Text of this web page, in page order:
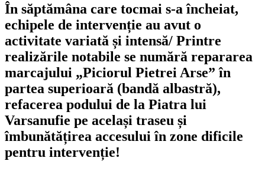
În săptămâna care tocmai s-a încheiat,
echipele de intervenție au avut o
activitate variată și intensă/ Printre
realizările notabile se numără repararea
marcajului „Piciorul Pietrei Arse” în
partea superioară (bandă albastră),
refacerea podului de la Piatra lui
Varsanufie pe același traseu și
îmbunătățirea accesului în zone dificile
pentru intervenție!